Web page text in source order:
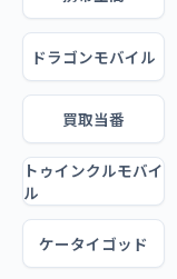
ドラゴンモバイル
買取当番
トゥインクルモバイ
ル
ケータイゴッド